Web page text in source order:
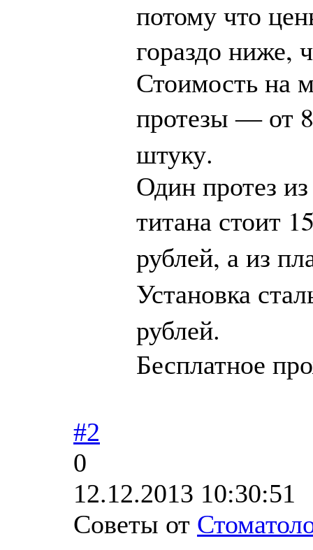
потому что
гораздо ниже,
Стоимость на
протезы — от
штуку.
Один протез
титана стоит
рублей, а из
Установка
рублей.
Бесплатное
#2
0
12.12.2013 10:30:51
Советы от